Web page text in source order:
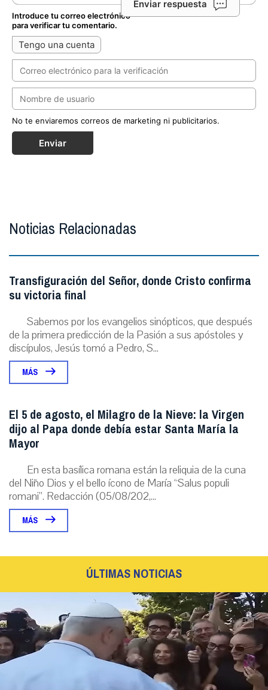
Enviar respuesta
Introduce tu correo electrónico
para verificar tu comentario.
Tengo una cuenta
No te enviaremos correos de marketing ni publicitarios.
Enviar
Noticias Relacionadas
Transfiguración del Señor, donde Cristo confirma
su victoria final
Sabemos por los evangelios sinópticos, que después
de la primera predicción de la Pasión a sus apóstoles y
discípulos, Jesús tomó a Pedro, S...
MÁS
El 5 de agosto, el Milagro de la Nieve: la Virgen
dijo al Papa donde debía estar Santa María la
Mayor
En esta basílica romana están la reliquia de la cuna
del Niño Dios y el bello ícono de María “Salus populi
romani”. Redacción (05/08/202,...
MÁS
ÚLTIMAS NOTICIAS